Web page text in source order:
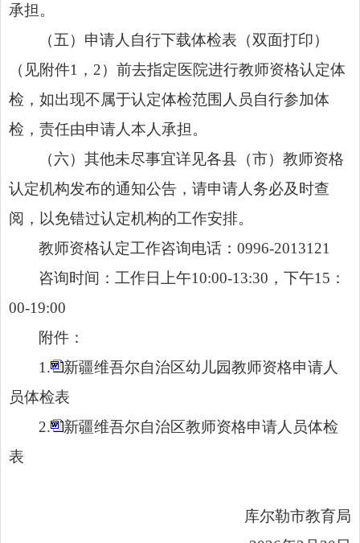
承担。
（五）申请人自行下载体检表（双面打印）
（见附件1，2）前去指定医院进行教师资格认定体
检，如出现不属于认定体检范围人员自行参加体
检，责任由申请人本人承担。
（六）其他未尽事宜详见各县（市）教师资格
认定机构发布的通知公告，请申请人务必及时查
阅，以免错过认定机构的工作安排。
教师资格认定工作咨询电话：0996-2013121
咨询时间：工作日上午10:00-13:30，下午15：
00-19:00
附件：
1.
新疆维吾尔自治区幼儿园教师资格申请人
员体检表
2.
新疆维吾尔自治区教师资格申请人员体检
表
库尔勒市教育局